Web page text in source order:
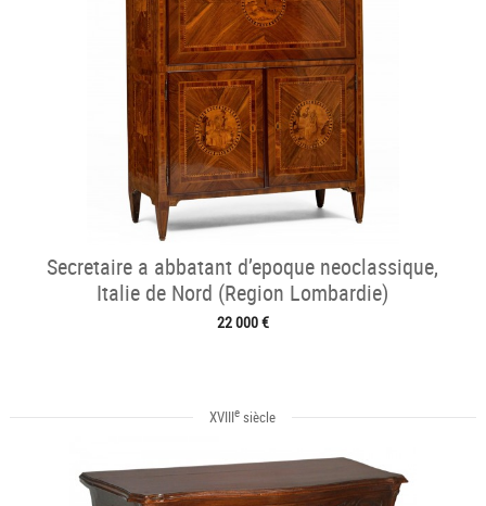
Secretaire a abbatant d’epoque neoclassique,
Italie de Nord (Region Lombardie)
22 000 €
XVIIIe siècle